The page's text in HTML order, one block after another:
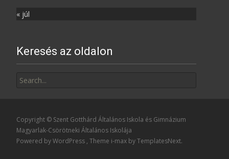
« júl
Keresés az oldalon
for:
Copyright © Szent Gotthárd Általános Iskola és Gimnázium
Magyarlak-Csörötneki Általános Iskolája
Powered by WordPress , Theme i-max by TemplatesNext.